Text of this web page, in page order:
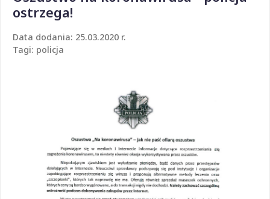
ostrzega!
Data dodania: 25.03.2020 r.
Tagi: policja